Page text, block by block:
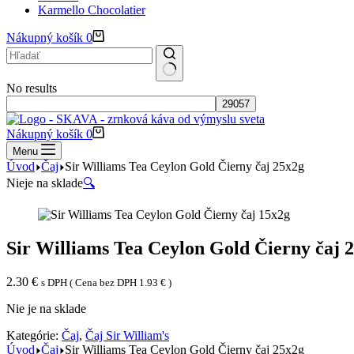
Karmello Chocolatier
Nákupný košík 0
No results
Nákupný košík 0
Menu
Úvod Čaj Sir Williams Tea Ceylon Gold Čierny čaj 25x2g
Nieje na sklade🔍
Sir Williams Tea Ceylon Gold Čierny čaj
2.30 € s DPH ( Cena bez DPH 1.93 € )
Nie je na sklade
Kategórie: Čaj, Čaj Sir William's
Úvod Čaj Sir Williams Tea Ceylon Gold Čierny čaj 25x2g